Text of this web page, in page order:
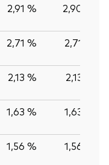
2,91 % 2,90 %
2,71 % 2,71 %
2,13 % 2,13 %
1,63 % 1,63 %
1,56 % 1,56 %